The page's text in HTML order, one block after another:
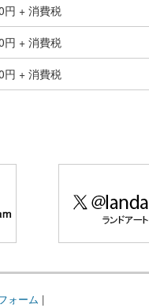
円 + 消費税
円 + 消費税
円 + 消費税
ォーム |